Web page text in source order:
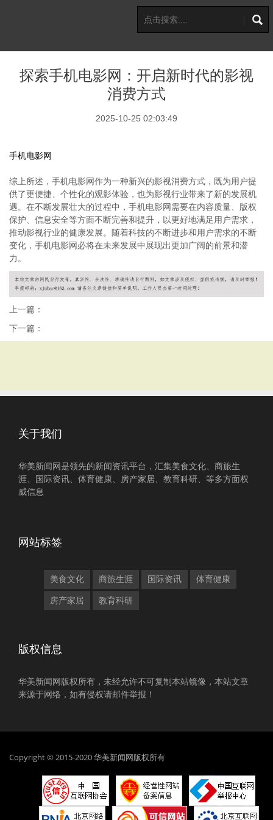
探索手机电影网：开启新时代的影视
消费方式
2025-10-25 02:03:49
手机电影网
综上所述，手机电影网作为一种新兴的影视消费方式，既为用户提
供了更便捷、个性化的观影体验，也为影视行业带来了新的发展机
遇。在不断发展壮大的过程中，手机电影网需要在内容质量、版权
保护、信息安全等方面不断完善和提升，以更好地满足用户需求，
推动影视行业的健康发展。随着科技的不断进步和用户需求的不断
变化，手机电影网必将在未来发展中展现出更加广阔的前景和潜
力。
上一篇：
下一篇：
关于我们
华美新闻网是领先的新闻资讯平台，汇集美食文化、商旅生
涯、国际资讯、体育健康、房产家居、教育科研、等多方面权
威信息
网站标签
美食文化 商旅生涯 国际资讯 体育健康
房产家居 教育科研
版权信息
华美新闻网版权所有，未经允许不可复制本站镜像，本站文章
来源于网络，如有侵权请邮件举报！
Copyright © 2015-2020 华美新闻网版权所有